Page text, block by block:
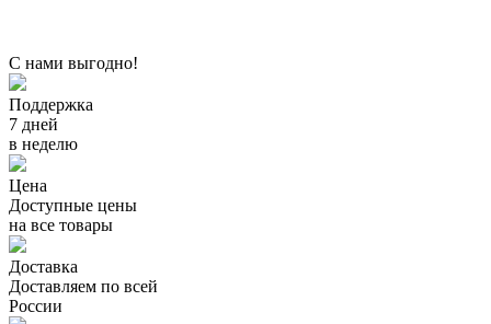
С нами выгодно!
Поддержка
7 дней
в неделю
Цена
Доступные цены
на все товары
Доставка
Доставляем по всей
России